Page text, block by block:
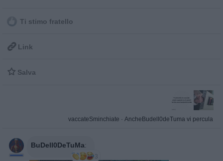
Ti stimo fratello
 Link
 Salva
vaccateSminchiate · AncheBudell0deTuma vi percula
BuDell0DeTuMa:
3